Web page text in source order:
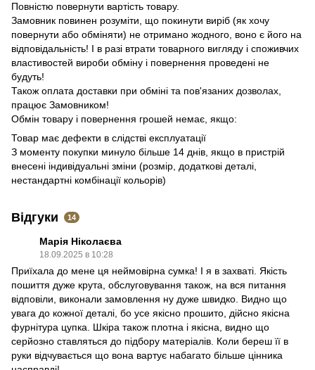
Повністю повернути вартість товару.
Замовник повинен розуміти, що покинути виріб (як хочу
повернути або обміняти) не отримано жодного, воно є його на
відповідальність! І в разі втрати товарного вигляду і споживчих
властивостей вироби обміну і повернення проведені не
будуть!
Також оплата доставки при обміні та пов'язаних дозволах,
працює Замовником!
Обмін товару і повернення грошей немає, якщо:
Товар має дефекти в слідстві експлуатації
З моменту покупки минуло більше 14 днів , якщо в пристрій
внесені індивідуальні зміни (розмір, додаткові деталі,
нестандартні комбінації кольорів)
Відгуки 14
Марія Ніколаєва
18.09.2025 в 10:28
Приїхала до мене ця неймовірна сумка! І я в захваті. Якість
пошиття дуже крута, обслуговування також, на вся питання
відповіли, виконали замовлення ну дуже швидко. Видно що
увага до кожної деталі, бо усе якісно прошито, дійсно якісна
фурнітура цупка. Шкіра також плотна і якісна, видно що
серйозно ставляться до підбору матеріалів. Коли береш її в
руки відчувається що вона вартує набагато більше цінника